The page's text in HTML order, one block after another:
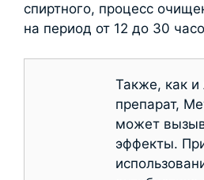
спиртного, процесс
на период от 12 до 30
Также, как
препарат,
может
эффекты.